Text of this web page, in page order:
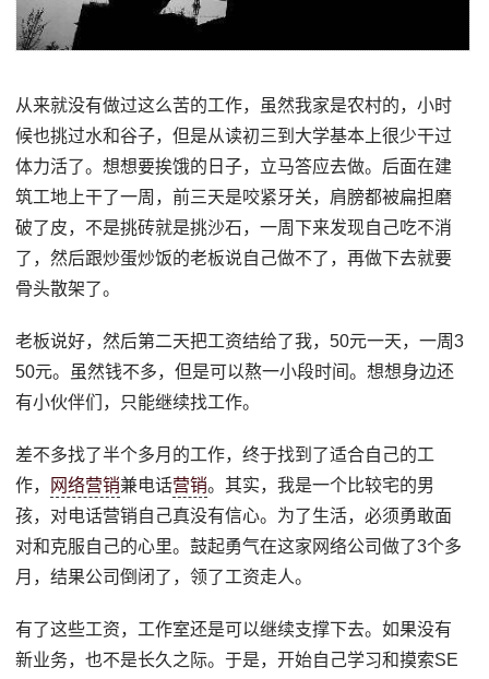
从来就没有做过这么苦的工作，虽然我家是农村的，小时
候也挑过水和谷子，但是从读初三到大学基本上很少干过
体力活了。想想要挨饿的日子，立马答应去做。后面在建
筑工地上干了一周，前三天是咬紧牙关，肩膀都被扁担磨
破了皮，不是挑砖就是挑沙石，一周下来发现自己吃不消
了，然后跟炒蛋炒饭的老板说自己做不了，再做下去就要
骨头散架了。
老板说好，然后第二天把工资结给了我，50元一天，一周3
50元。虽然钱不多，但是可以熬一小段时间。想想身边还
有小伙伴们，只能继续找工作。
差不多找了半个多月的工作，终于找到了适合自己的工
作，
网络营销兼电话营销。其实，我是一个比较宅的男
孩，对电话营销自己真没有信心。为了生活，必须勇敢面
对和克服自己的心里。鼓起勇气在这家网络公司做了3个多
月，结果公司倒闭了，领了工资走人。
有了这些工资，工作室还是可以继续支撑下去。如果没有
新业务，也不是长久之际。于是，开始自己学习和摸索SE